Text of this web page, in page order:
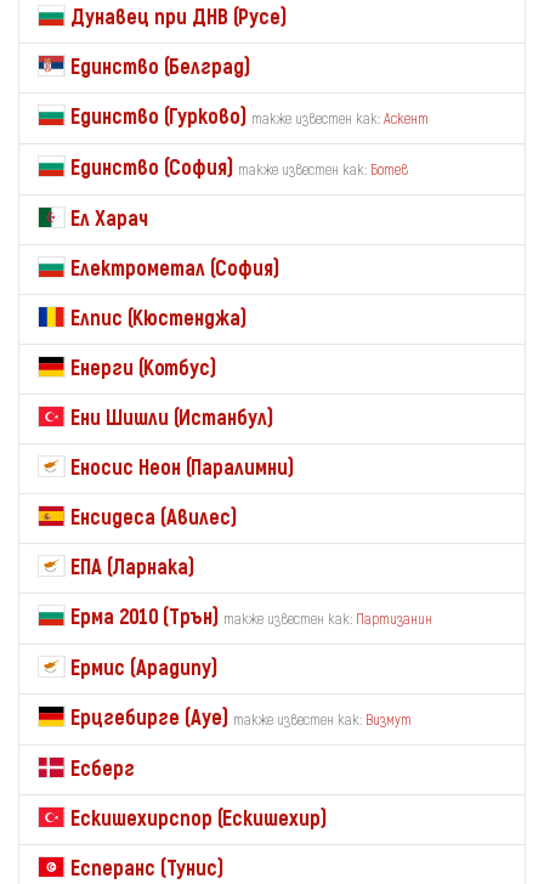
Дунавец при ДНВ (Русе)
Единство (Белград)
Единство (Гурково) также известен как:Аскент
Единство (София) также известен как: Ботев
Ел Харач
Електрометал (София)
Елпис (Кюстенджа)
Енерги (Котбус)
Ени Шишли (Истанбул)
Еносис Неон (Паралимни)
Енсидеса (Авилес)
ЕПА (Ларнака)
Ерма 2010 (Трън) также известен как: Партизанин
Ермис (Арадипу)
Ерцгебирге (Ауе) также известен как: Визмут
Есберг
Ескишехирспор (Ескишехир)
Есперанс (Тунис)